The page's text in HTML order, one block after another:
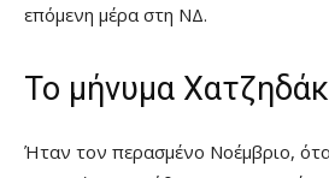
επόμενη μέρα στη ΝΔ.
Το μήνυμα
Ήταν τον περασμένο Νοέμβριο,